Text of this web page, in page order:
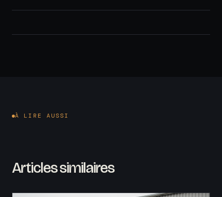
À LIRE AUSSI
Articles similaires